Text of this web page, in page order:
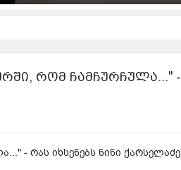
რომ ჩამჩურჩულა..." -
- რას იხსენებს ნინი ქარსელაძე